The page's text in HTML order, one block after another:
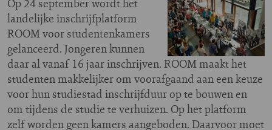
Op 24 september wordt het
landelijke inschrijfplatform
ROOM voor studentenkamers
gelanceerd. Jongeren kunnen
daar al vanaf 16 jaar inschrijven. ROOM maakt het
studenten makkelijker om voorafgaand aan een keuze
voor hun studiestad inschrijfduur op te bouwen en
om tijdens de studie te verhuizen. Op het platform
zelf worden geen kamers aangeboden. Daarvoor moet